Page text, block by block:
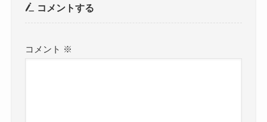
コメントする
コメント ※